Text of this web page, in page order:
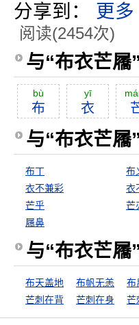
分享到： 更多
阅读(2454次)
与“布衣芒屩
bù
布
yī
衣
与“布衣芒屩
布丁 布
衣不兼彩
衣
芒乎
芒
屩鼻
与“布衣芒屩
布天盖地 布帆无恙 布
芒刺在背
芒刺在身 芒